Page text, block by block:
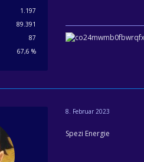
1.197
89.391
87
67,6 %
8. Februar 2023
Spezi Energie